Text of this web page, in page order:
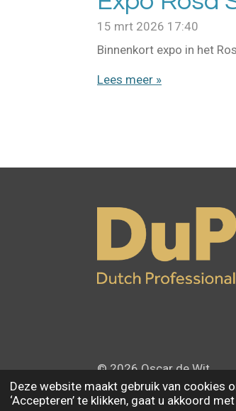
Deze website maakt gebruik van cookies
‘Accepteren’ te klikken, gaat u akkoord
15 mrt 2026 17:40
Binnenkort expo in het
Lees meer »
© 2026 Oscar de Wit